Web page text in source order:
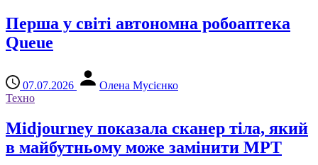
Перша у світі автономна робоаптека
Queue
07.07.2026
Олена Мусієнко
Техно
Midjourney показала сканер тіла, який
в майбутньому може замінити МРТ